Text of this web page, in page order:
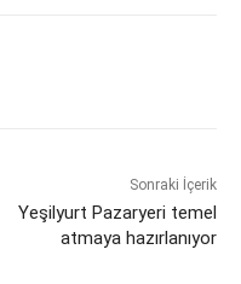
Sonraki İçerik
Yeşilyurt Pazaryeri temel
atmaya hazırlanıyor